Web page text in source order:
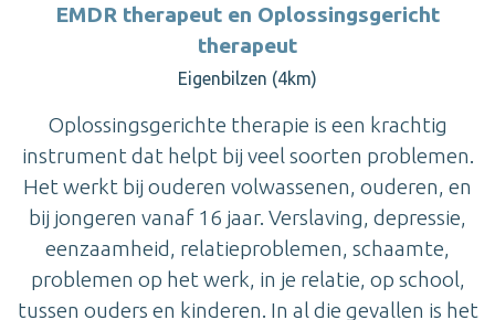
EMDR therapeut en Oplossingsgericht
therapeut
Eigenbilzen (4km)
Oplossingsgerichte therapie is een krachtig
instrument dat helpt bij veel soorten problemen.
Het werkt bij ouderen volwassenen, ouderen, en
bij jongeren vanaf 16 jaar. Verslaving, depressie,
eenzaamheid, relatieproblemen, schaamte,
problemen op het werk, in je relatie, op school,
tussen ouders en kinderen. In al die gevallen is het